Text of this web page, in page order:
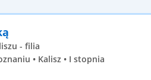
- filia
• Kalisz • I stopnia